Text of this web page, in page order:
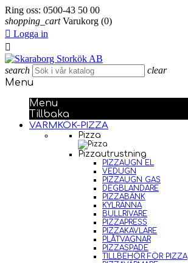
Ring oss: 0500-43 50 00
shopping_cart Varukorg (0)
 Logga in

search clear
Menu
Menu
Tillbaka
VARMKÖK-PIZZA
Pizza
Pizzautrustning
PIZZAUGN EL
VEDUGN
PIZZAUGN GAS
DEGBLANDARE
PIZZABÄNK
KYLRÄNNA
BULLRIVARE
PIZZAPRESS
PIZZAKAVLARE
PLÅTVAGNAR
PIZZASPADE
TILLBEHÖR FÖR PIZZA